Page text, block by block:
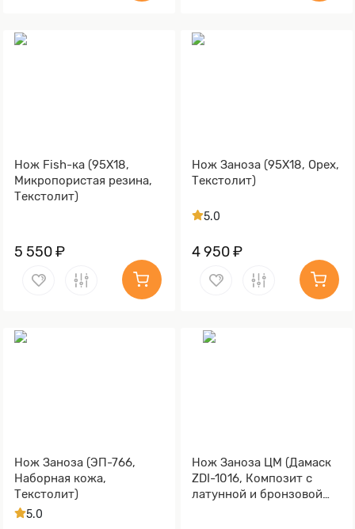
Нож Fish-ка (95Х18,
Микропористая резина,
Текстолит)
5 550 ₽
Нож Заноза (95Х18, Орех,
Текстолит)
5.0
4 950 ₽
Нож Заноза (ЭП-766,
Наборная кожа,
Текстолит)
5.0
Нож Заноза ЦМ (Дамаск
ZDI-1016, Композит с
латунной и бронзовой